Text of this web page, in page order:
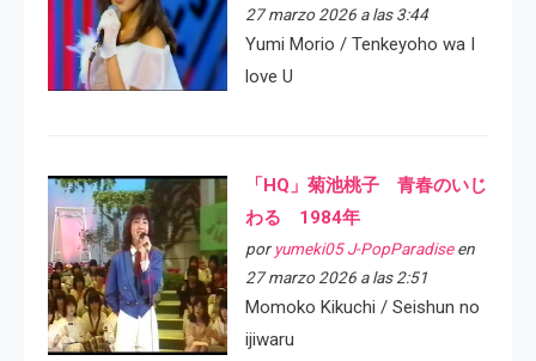
27 marzo 2026 a las 3:44
Yumi Morio / Tenkeyoho wa I
love U
「HQ」菊池桃子 青春のいじ
わる 1984年
por yumeki05 J-PopParadiseen
27 marzo 2026 a las 2:51
Momoko Kikuchi / Seishun no
ijiwaru